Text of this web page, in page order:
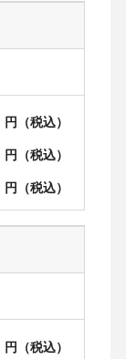
円（税込）
円（税込）
円（税込）
円（税込）